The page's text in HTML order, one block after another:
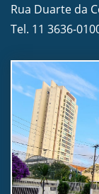
Rua Duarte da
Tel. 11 3636-